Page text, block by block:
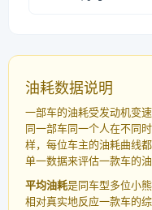
油耗数据说明
一部车的油耗受发动机变
同一部车同一个人在不同
样，每位车主的油耗曲线
单一数据来评估一款车的油
平均油耗是同车型多位小
相对真实地反应一款车的